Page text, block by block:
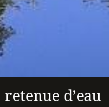
retenue d’eau